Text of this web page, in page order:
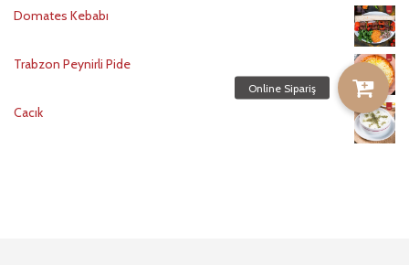
Domates Kebabı
Trabzon Peynirli Pide
Cacık